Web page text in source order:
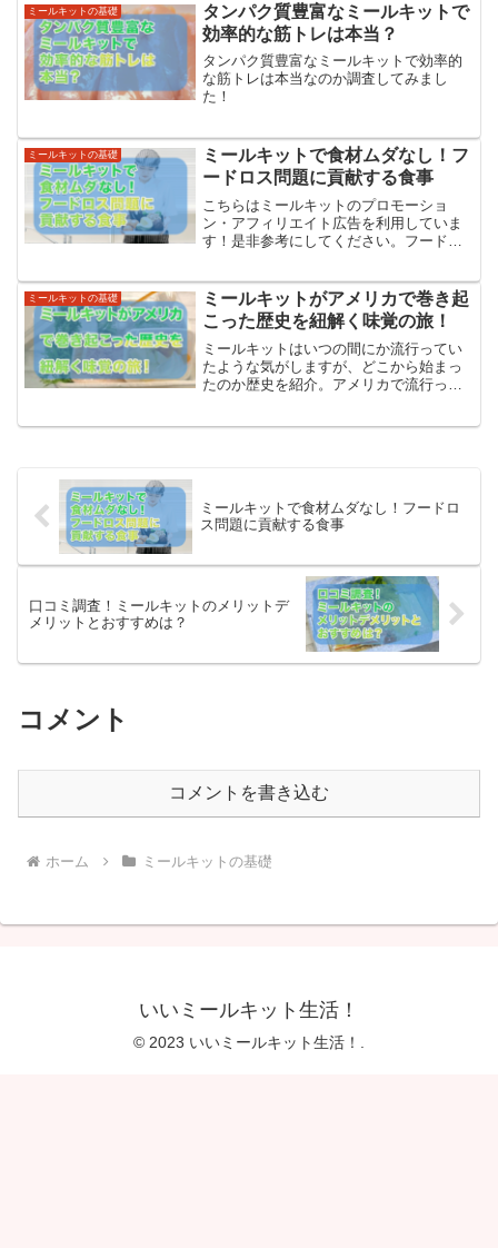
ミールキットの基礎
タンパク質豊富なミールキットで
効率的な筋トレは本当？
タンパク質豊富なミールキットで効率的
な筋トレは本当なのか調査してみまし
た！
ミールキットの基礎
ミールキットで食材ムダなし！フ
ードロス問題に貢献する食事
こちらはミールキットのプロモーショ
ン・アフィリエイト広告を利用していま
す！是非参考にしてください。フードロ
いのかわからないと思っている人も多い
のはないでしょうか？そのた...
ミールキットの基礎
ミールキットがアメリカで巻き起
こった歴史を紐解く味覚の旅！
ミールキットはいつの間にか流行ってい
たような気がしますが、どこから始まっ
たのか歴史を紹介。アメリカで流行って
ミールキットで食材ムダなし！フードロ
ス問題に貢献する食事
口コミ調査！ミールキットのメリットデ
メリットとおすすめは？
コメント
コメントを書き込む
ホーム ミールキットの基礎
いいミールキット生活！
© 2023 いいミールキット生活！.